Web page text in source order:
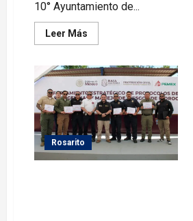
10° Ayuntamiento de...
Leer Más
más
Ayuntamiento
de
Rosarito
visita
Col.
El
Morro
y
Colinas
del
Rosarito